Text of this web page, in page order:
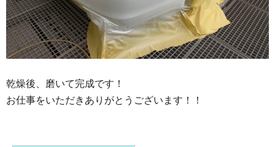
乾燥後、磨いて完成です！
お仕事をいただきありがとうございます！！